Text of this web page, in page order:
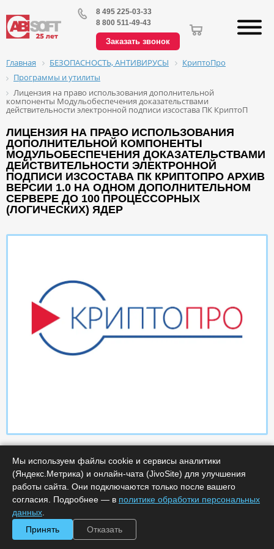
8 495 225-03-33
8 800 511-49-43
Заказать звонок
Главная БЕЗОПАСНОСТЬ, АНТИВИРУСЫ
КриптоПро
Программы и утилиты
Лицензия на право использования дополнительной
компоненты Модульобеспечения доказательствами
действительности электронной подписи изсостава ПК КриптоП
ЛИЦЕНЗИЯ НА ПРАВО ИСПОЛЬЗОВАНИЯ
ДОПОЛНИТЕЛЬНОЙ КОМПОНЕНТЫ
МОДУЛЬОБЕСПЕЧЕНИЯ ДОКАЗАТЕЛЬСТВАМИ
ДЕЙСТВИТЕЛЬНОСТИ ЭЛЕКТРОННОЙ
ПОДПИСИ ИЗСОСТАВА ПК КРИПТОПРО АРХИВ
ВЕРСИИ 1.0 НА ОДНОМ ДОПОЛНИТЕЛЬНОМ
СЕРВЕРЕ ДО 100 ПРОЦЕССОРНЫХ
(ЛОГИЧЕСКИХ) ЯДЕР
Характеристики
Мы используем файлы cookie и сервисы аналитики
(Яндекс.Метрика) и онлайн-чата (JivoSite) для улучшения
работы сайта. Они подключаются только после вашего
согласия. Подробнее — в политике обработки персональных
данных
Принять
Отказать